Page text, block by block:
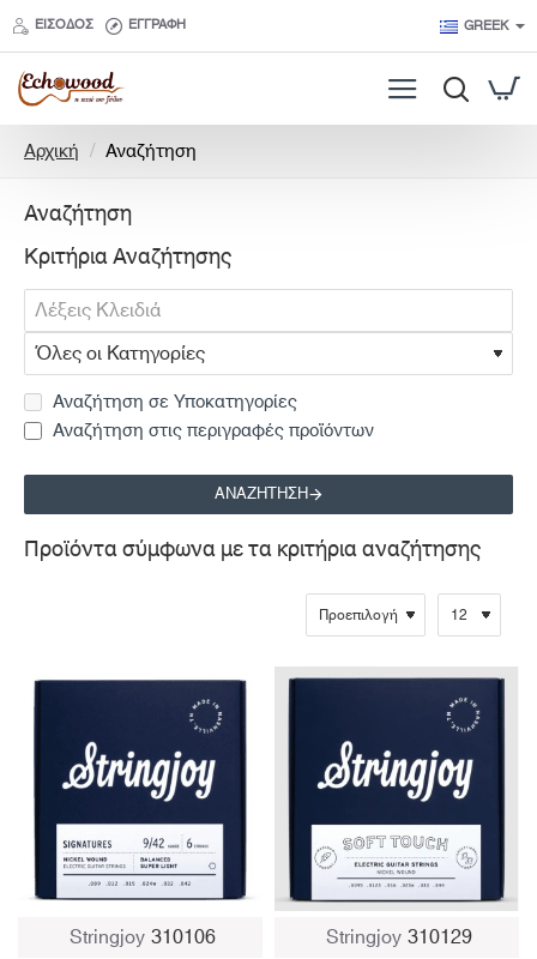
ΕΊΣΟΔΟΣ ΕΓΓΡΑΦΉ GREEK
Αρχική
m
e
Αναζήτηση
Αναζήτηση
Κριτήρια Αναζήτησης
Αναζήτηση σε Υποκατηγορίες
Αναζήτηση στις περιγραφές προϊόντων
ΑΝΑΖΉΤΗΣΗ
Προϊόντα σύμφωνα με τα κριτήρια αναζήτησης
Stringjoy310106 Stringjoy310129